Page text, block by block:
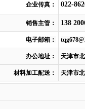
企业传真： 022-
销售主管： 138
电子邮箱：
办公地址： 天津市
材料加工配送： 天津市